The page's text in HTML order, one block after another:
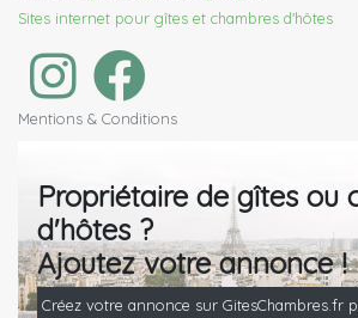
Sites internet pour gîtes et chambres d'hôtes
Mentions & Conditions
Propriétaire de gîtes ou
d'hôtes ?
Ajoutez votre annonce !
Créez votre annonce sur GitesChambres.fr